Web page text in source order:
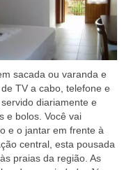
sacada ou varanda e
TV a cabo, telefone e
diariamente e
e bolos. Você vai
e o jantar em frente à
central, esta pousada
praias da região. As